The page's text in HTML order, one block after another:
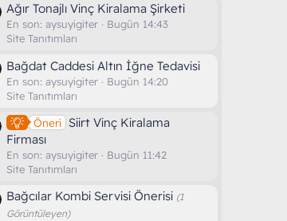
Ağır Tonajlı Vinç Kiralama Şirketi
En son: aysuyigiter
Bugün 14:43
Site Tanıtımları
Bağdat Caddesi Altın İğne Tedavisi
En son: aysuyigiter
Bugün 14:20
Site Tanıtımları
Öneri
Siirt Vinç Kiralama
Firması
En son: aysuyigiter
Bugün 11:42
Site Tanıtımları
Bağcılar Kombi Servisi Önerisi (1
Görüntüleyen)